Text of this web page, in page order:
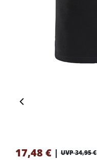
17,48 € | UVP 34,95 €